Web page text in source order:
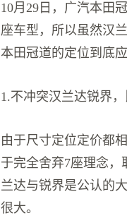
10月29日，广汽本田
座车型，所以虽然汉
本田冠道的定位到底
1.不冲突汉兰达锐界
由于尺寸定位定价都
于完全舍弃7座理念
兰达与锐界是公认的
很大。